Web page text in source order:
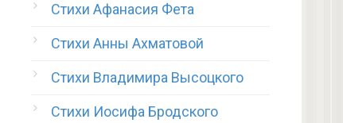
Стихи Афанасия Фета
Стихи Анны Ахматовой
Стихи Владимира Высоцкого
Стихи Иосифа Бродского